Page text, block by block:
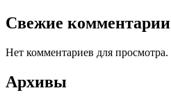
Свежие комментарии
Нет комментариев для просмотра.
Архивы